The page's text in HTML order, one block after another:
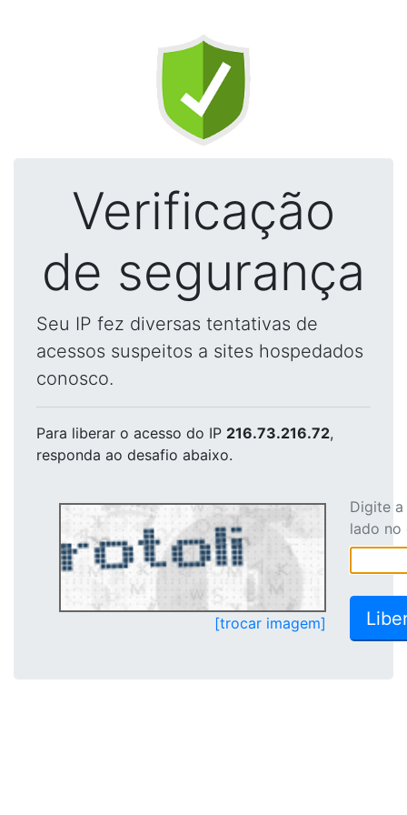
Verificação
de segurança
Seu IP fez diversas tentativas de
acessos suspeitos a sites hospedados
conosco.
Para liberar o acesso do IP 216.73.216.72,
responda ao desafio abaixo.
[trocar imagem]
Digite
lado no